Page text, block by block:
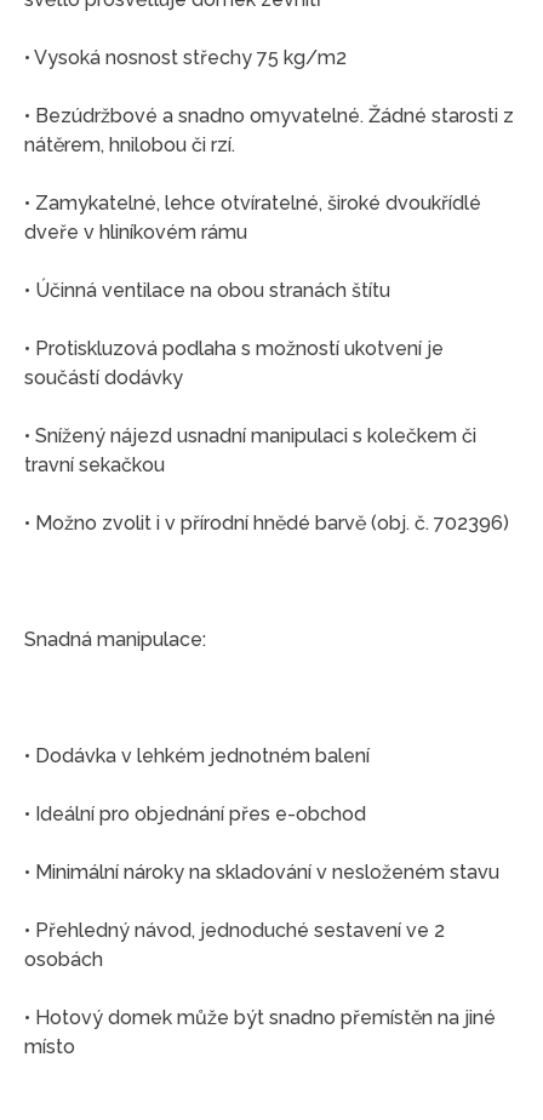
• Vysoká nosnost střechy 75 kg/m2
• Bezúdržbové a snadno omyvatelné. Žádné starosti z
nátěrem, hnilobou či rzí.
• Zamykatelné, lehce otvíratelné, široké dvoukřídlé
dveře v hliníkovém rámu
• Účinná ventilace na obou stranách štítu
• Protiskluzová podlaha s možností ukotvení je
součástí dodávky
• Snížený nájezd usnadní manipulaci s kolečkem či
travní sekačkou
• Možno zvolit i v přírodní hnědé barvě (obj. č. 702396)
Snadná manipulace:
• Dodávka v lehkém jednotném balení
• Ideální pro objednání přes e-obchod
• Minimální nároky na skladování v nesloženém stavu
• Přehledný návod, jednoduché sestavení ve 2
osobách
• Hotový domek může být snadno přemístěn na jiné
místo